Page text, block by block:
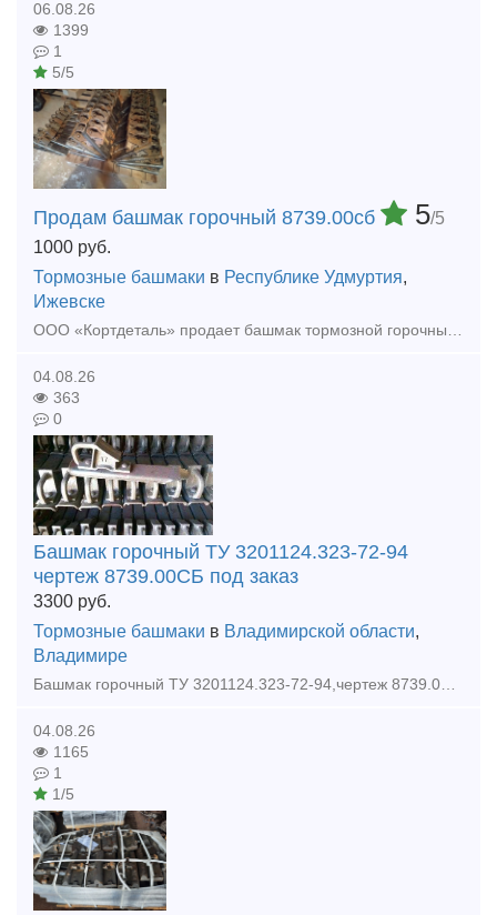
06.08.26
1399
1
5/5
Продам башмак горочный 8739.00сб 5/5
1000 руб.
Тормозные башмаки в Республике Удмуртия,
Ижевске
ООО «Кортдеталь» продает башмак тормозной горочный 8739.00сб. Цена с НДС. Организуем доставку из Ижевска.
04.08.26
363
0
Башмак горочный ТУ 3201124.323-72-94
чертеж 8739.00СБ под заказ
3300 руб.
Тормозные башмаки в Владимирской области,
Владимире
Башмак горочный ТУ 3201124.323-72-94,чертеж 8739.00СБ под заказ. Гарантия качества, быстрая отгрузка. Продукцию отгружаем со всеми документам: ( сертификат, паспорт, договор ) Звоните и размеща
04.08.26
1165
1
1/5